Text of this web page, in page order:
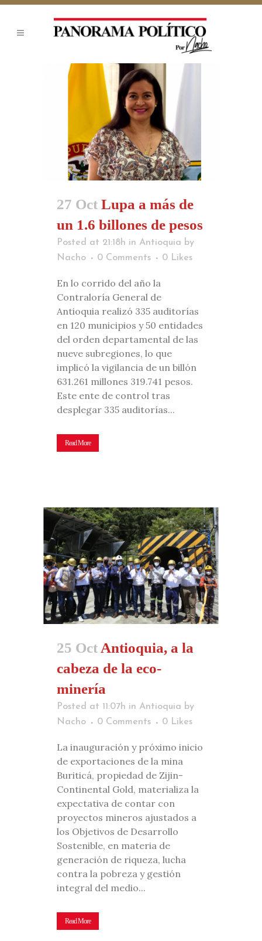
27 Oct Lupa a más de
un 1.6 billones de pesos
Posted at 21:18h in Antioquia by
Nacho
0 Comments 0 Likes
En lo corrido del año la
Contraloría General de
Antioquia realizó 335 auditorías
en 120 municipios y 50 entidades
del orden departamental de las
nueve subregiones, lo que
implicó la vigilancia de un billón
631.261 millones 319.741 pesos.
Este ente de control tras
desplegar 335 auditorías...
Read More
25 OctAntioquia, a la
cabeza de la eco-
minería
Posted at 11:07h in Antioquia by
Nacho
0 Comments 0 Likes
La inauguración y próximo inicio
de exportaciones de la mina
Buriticá, propiedad de Zijin-
Continental Gold, materializa la
expectativa de contar con
proyectos mineros ajustados a
los Objetivos de Desarrollo
Sostenible, en materia de
generación de riqueza, lucha
contra la pobreza y gestión
integral del medio...
Read More